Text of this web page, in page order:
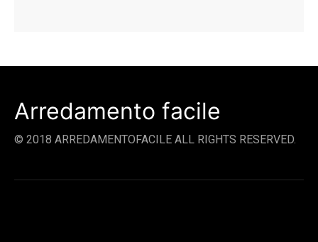
Arredamento facile
© 2018 ARREDAMENTOFACILE ALL RIGHTS RESERVED.